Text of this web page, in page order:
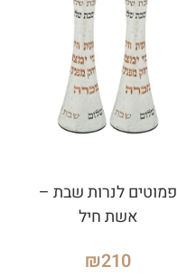
פמוטים לנרות שבת –
אשת חיל
₪210